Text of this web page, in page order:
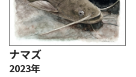
ナマズ
2023年